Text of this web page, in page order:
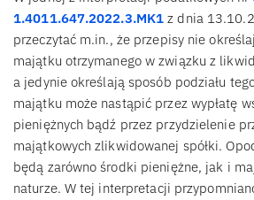
1.4011.647.2022.3.MK1 z dnia
przeczytać m.in., że przepisy nie
majątku otrzymanego w związku z
a jedynie określają sposób podziału
majątku może nastąpić przez wypłatę
pieniężnych bądź przez przydzielenie
majątkowych zlikwidowanej spółki.
będą zarówno środki pieniężne, jak i
naturze. W tej interpretacji